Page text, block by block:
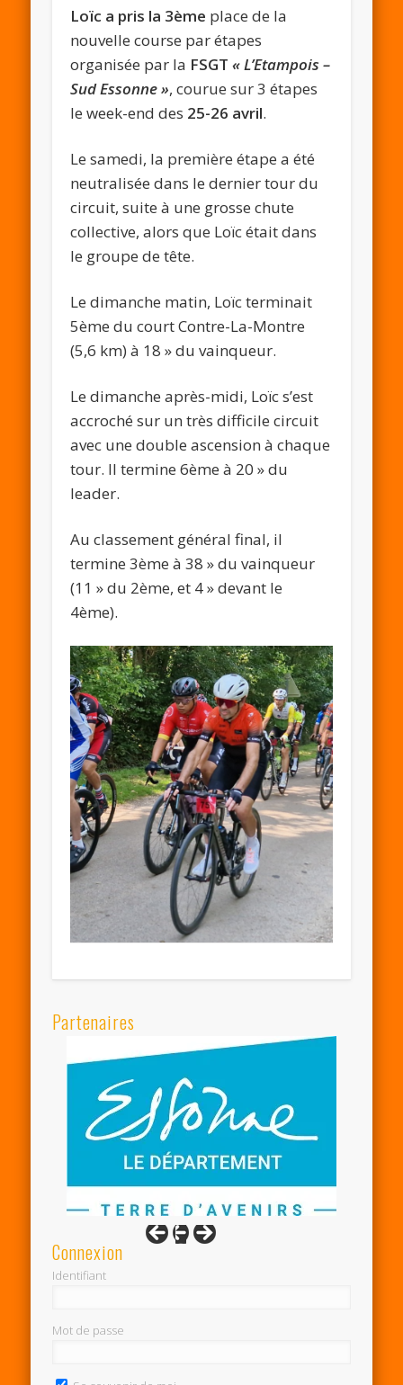
Loïc a pris la 3ème place de la
nouvelle course par étapes
organisée par la FSGT« L’Etampois –
Sud Essonne », courue sur 3 étapes
le week-end des 25-26 avril.
Le samedi, la première étape a été
neutralisée dans le dernier tour du
circuit, suite à une grosse chute
collective, alors que Loïc était dans
le groupe de tête.
Le dimanche matin, Loïc terminait
5ème du court Contre-La-Montre
(5,6 km) à 18 » du vainqueur.
Le dimanche après-midi, Loïc s’est
accroché sur un très difficile circuit
avec une double ascension à chaque
tour. Il termine 6ème à 20 » du
leader.
Au classement général final, il
termine 3ème à 38 » du vainqueur
(11 » du 2ème, et 4 » devant le
4ème).
Partenaires
Connexion
Identifiant
Mot de passe